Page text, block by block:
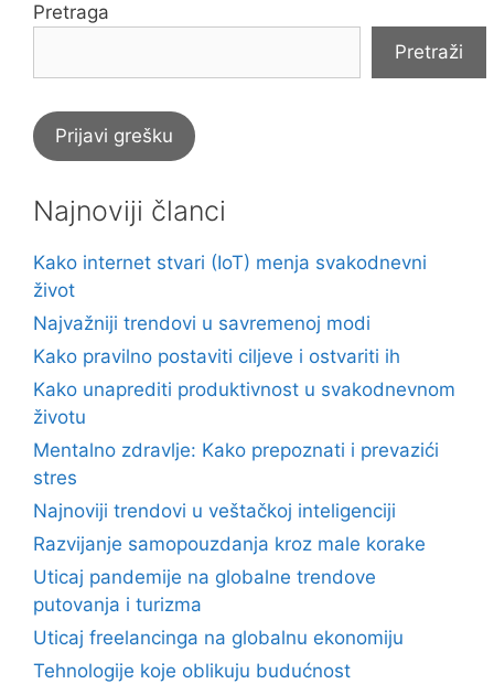
Pretraga
Pretraži
Prijavi grešku
Najnoviji članci
Kako internet stvari (IoT) menja svakodnevni
život
Najvažniji trendovi u savremenoj modi
Kako pravilno postaviti ciljeve i ostvariti ih
Kako unaprediti produktivnost u svakodnevnom
životu
Mentalno zdravlje: Kako prepoznati i prevazići
stres
Najnoviji trendovi u veštačkoj inteligenciji
Razvijanje samopouzdanja kroz male korake
Uticaj pandemije na globalne trendove
putovanja i turizma
Uticaj freelancinga na globalnu ekonomiju
Tehnologije koje oblikuju budućnost